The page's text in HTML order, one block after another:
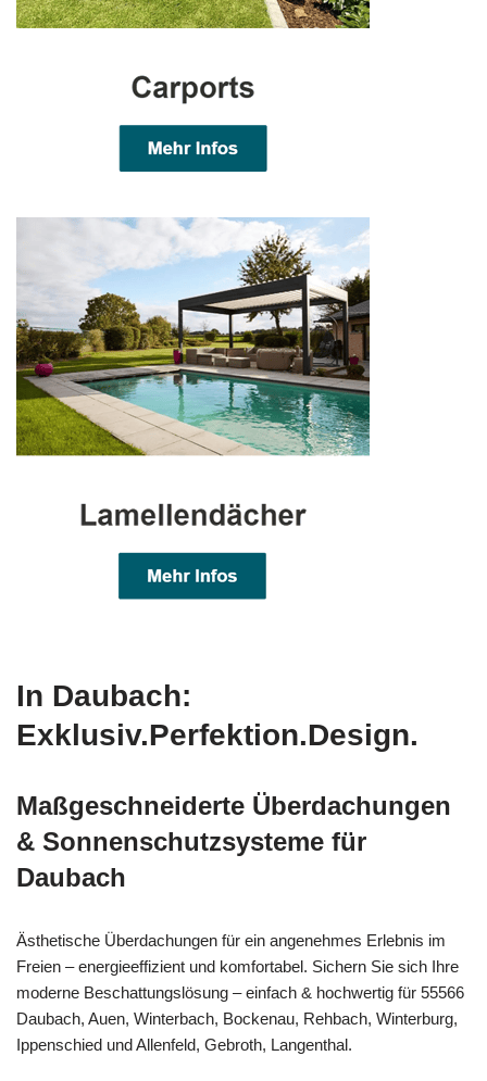
In Daubach:
Exklusiv.Perfektion.Design.
Maßgeschneiderte Überdachungen
& Sonnenschutzsysteme für
Daubach
Ästhetische Überdachungen für ein angenehmes Erlebnis im
Freien – energieeffizient und komfortabel. Sichern Sie sich Ihre
moderne Beschattungslösung – einfach & hochwertig für 55566
Daubach, Auen, Winterbach, Bockenau, Rehbach, Winterburg,
Ippenschied und Allenfeld, Gebroth, Langenthal.